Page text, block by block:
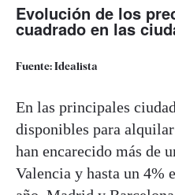
Evolución de los
cuadrado en las
Fuente: Idealista
En las principales
disponibles para
han encarecido más de
Valencia y hasta un 4%